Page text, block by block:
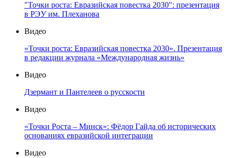
"Точки роста: Евразийская повестка 2030": презентация
в РЭУ им. Плеханова
Видео
«Точки роста: Евразийская повестка 2030». Презентация
в редакции журнала «Международная жизнь»
Видео
Дзермант и Пантелеев о русскости
Видео
«Точки Роста – Минск»: Фёдор Гайда об исторических
основаниях евразийской интеграции
Видео